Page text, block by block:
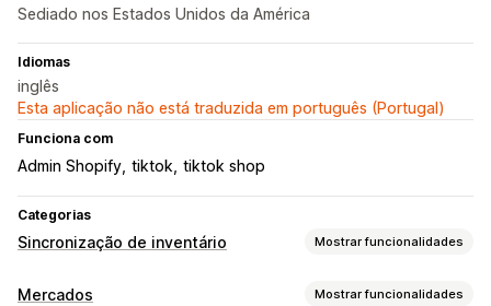
Sediado nos Estados Unidos da América
Idiomas
inglês
Esta aplicação não está traduzida em português (Portugal)
Funciona com
Admin Shopify tiktok tiktok shop
Categorias
Sincronização de inventário Mostrar funcionalidades
Tipo de sincronização
Mercados Mostrar funcionalidades